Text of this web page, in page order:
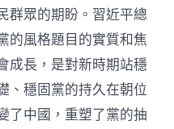
群眾的期盼。習近平總
的風格題目的實質和焦
成長，是對新時期站穩
、穩固黨的持久在朝位
了中國，重塑了黨的抽